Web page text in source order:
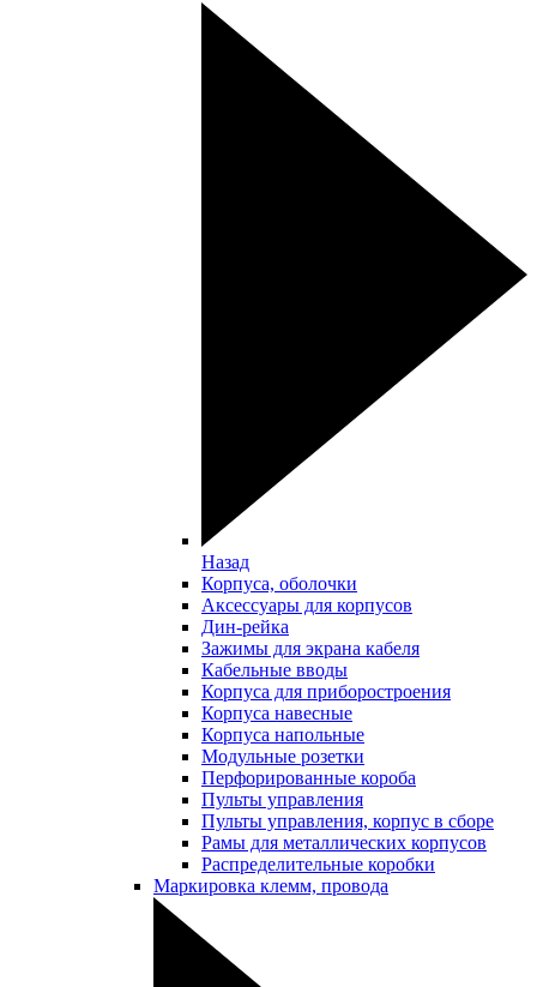
Назад
Корпуса, оболочки
Аксессуары для корпусов
Дин-рейка
Зажимы для экрана кабеля
Кабельные вводы
Корпуса для приборостроения
Корпуса навесные
Корпуса напольные
Модульные розетки
Перфорированные короба
Пульты управления
Пульты управления, корпус в сборе
Рамы для металлических корпусов
Распределительные коробки
Маркировка клемм, провода